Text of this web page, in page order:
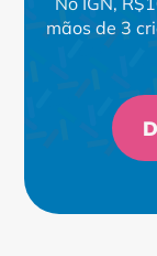
mãos de 3